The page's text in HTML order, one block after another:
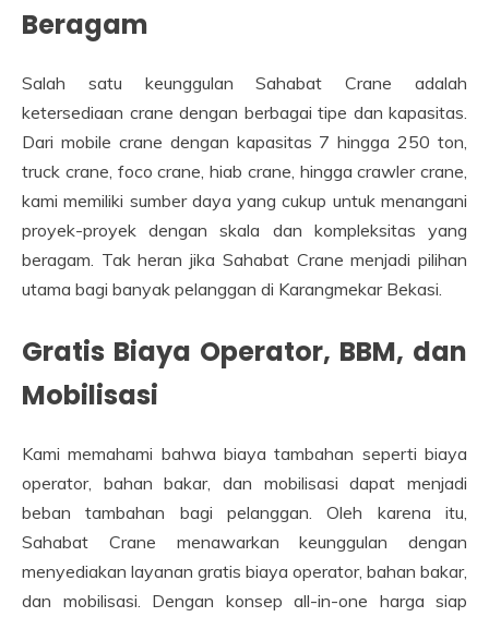
Beragam
Salah satu keunggulan Sahabat Crane adalah
ketersediaan crane dengan berbagai tipe dan kapasitas.
Dari mobile crane dengan kapasitas 7 hingga 250 ton,
truck crane, foco crane, hiab crane, hingga crawler crane,
kami memiliki sumber daya yang cukup untuk menangani
proyek-proyek dengan skala dan kompleksitas yang
beragam. Tak heran jika Sahabat Crane menjadi pilihan
utama bagi banyak pelanggan di Karangmekar Bekasi.
Gratis Biaya Operator, BBM, dan
Mobilisasi
Kami memahami bahwa biaya tambahan seperti biaya
operator, bahan bakar, dan mobilisasi dapat menjadi
beban tambahan bagi pelanggan. Oleh karena itu,
Sahabat Crane menawarkan keunggulan dengan
menyediakan layanan gratis biaya operator, bahan bakar,
dan mobilisasi. Dengan konsep all-in-one harga siap